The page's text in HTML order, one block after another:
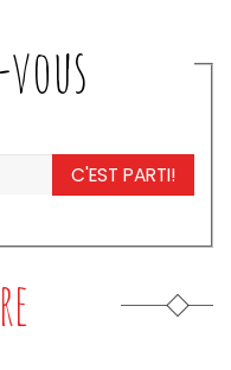
C'EST PARTI!